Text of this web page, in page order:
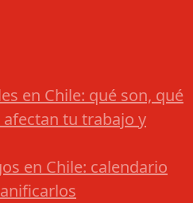
en Chile: qué son, qué
tu trabajo y
en Chile: calendario